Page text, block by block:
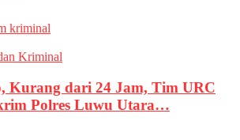
kriminal
Kriminal
Kurang dari 24 Jam, Tim URC
Polres Luwu Utara…